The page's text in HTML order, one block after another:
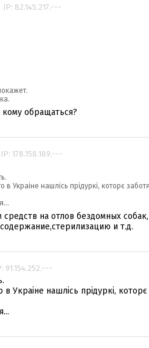
IP: 82.145.217.---
кому обращаться?
IP: 178.158.189.---
в Украіне нашлісь прідуркі, которє
на отлов бездомных собак,
и т.д.
91.154.252.---
в Украіне нашлісь прідуркі, которє